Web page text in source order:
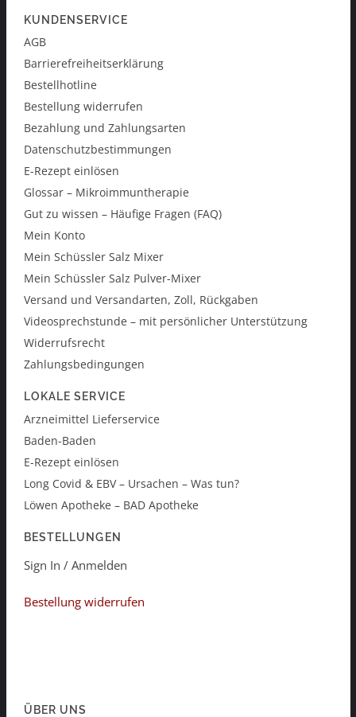
KUNDENSERVICE
AGB
Barrierefreiheitserklärung
Bestellhotline
Bestellung widerrufen
Bezahlung und Zahlungsarten
Datenschutzbestimmungen
E-Rezept einlösen
Glossar – Mikroimmuntherapie
Gut zu wissen – Häufige Fragen (FAQ)
Mein Konto
Mein Schüssler Salz Mixer
Mein Schüssler Salz Pulver-Mixer
Versand und Versandarten, Zoll, Rückgaben
Videosprechstunde – mit persönlicher Unterstützung
Widerrufsrecht
Zahlungsbedingungen
LOKALE SERVICE
Arzneimittel Lieferservice
Baden-Baden
E-Rezept einlösen
Long Covid & EBV – Ursachen – Was tun?
Löwen Apotheke – BAD Apotheke
BESTELLUNGEN
Sign In / Anmelden
Bestellung widerrufen
ÜBER UNS